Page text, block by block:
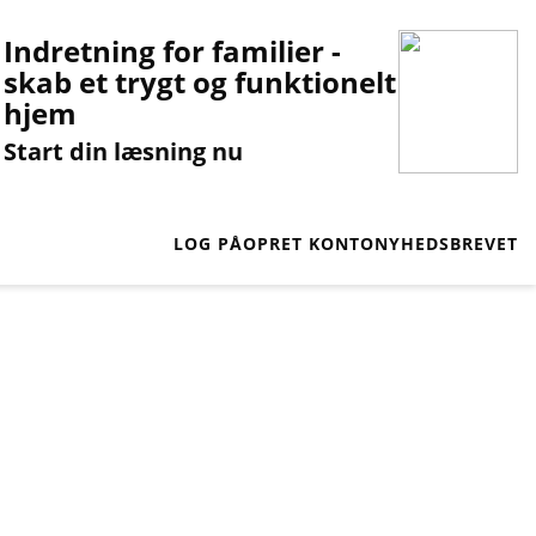
Indretning for familier -
skab et trygt og funktionelt
hjem
Start din læsning nu
LOG PÅOPRET KONTONYHEDSBREVET